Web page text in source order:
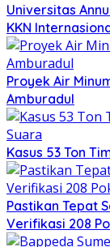
Universitas
KKN
Proyek Air
Amburadul
Kasus 53 Ton
Pastikan Tepat
Verifikasi 208